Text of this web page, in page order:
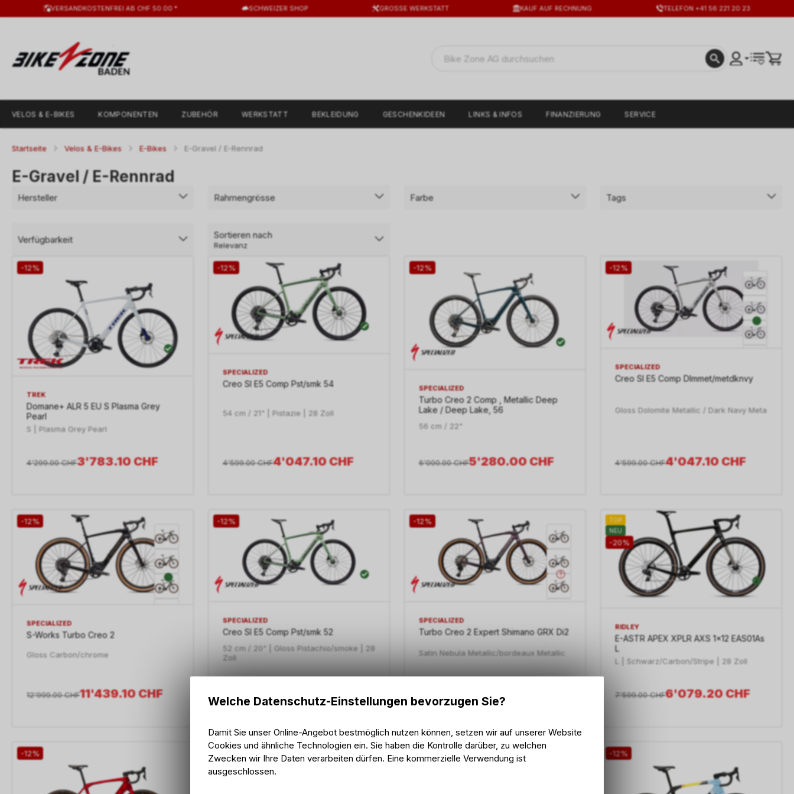
VERSANDKOSTENFREI AB CHF 50.00 * SCHWEIZER SHOP GROSSE WERKSTATT KAUF AUF RECHNUNG TELEFON +41 56 221 20 23
VELOS & E-BIKES KOMPONENTEN ZUBEHÖR WERKSTATT BEKLEIDUNG GESCHENKIDEEN LINKS & INFOS FINANZIERUNG SERVICE
Startseite Velos & E-Bikes E-Bikes E-Gravel / E-Rennrad
E-Gravel / E-Rennrad
Hersteller Rahmengrösse Farbe Tags
Verfügbarkeit Sortieren nach
Relevanz
-12%
TREK
Domane+ ALR 5 EU S Plasma Grey
Pearl
S | Plasma Grey Pearl
3'783.10CHF
4'299.00 CHF
-12%
SPECIALIZED
Creo Sl E5 Comp Pst/smk 54
54 cm / 21" | Pistazie | 28 Zoll
4'047.10CHF
4'599.00 CHF
-12%
SPECIALIZED
Turbo Creo 2 Comp , Metallic Deep
Lake / Deep Lake, 56
56 cm / 22"
5'280.00CHF
6'000.00 CHF
-12%
SPECIALIZED
Creo Sl E5 Comp Dlmmet/metdknvy
Gloss Dolomite Metallic / Dark Navy Meta
4'047.10CHF
4'599.00 CHF
-12%
SPECIALIZED
S-Works Turbo Creo 2
Gloss Carbon/chrome
11'439.10CHF
12'999.00 CHF
-12%
SPECIALIZED
Creo Sl E5 Comp Pst/smk 52
52 cm / 20" | Gloss Pistachio/smoke | 28
Zoll
4'047.10 CHF
-12%
SPECIALIZED
Turbo Creo 2 Expert Shimano GRX Di2
Satin Nebula Metallic/bordeaux Metallic
7'479.10
TOP
NEU
-20%
RIDLEY
E-ASTR APEX XPLR AXS 1x12 EAS01As
L
L | Schwarz/Carbon/Stripe | 28 Zoll
6'079.20CHF
7'599.00 CHF
-12% -12%
-12%
-12%
Welche Datenschutz-Einstellungen bevorzugen Sie?
Damit Sie unser Online-Angebot bestmöglich nutzen können, setzen wir auf unserer Website
Cookies und ähnliche Technologien ein. Sie haben die Kontrolle darüber, zu welchen
Zwecken wir Ihre Daten verarbeiten dürfen. Eine kommerzielle Verwendung ist
ausgeschlossen.